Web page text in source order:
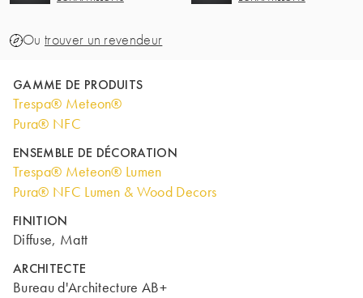
Ou trouver un revendeur
GAMME DE PRODUITS
Trespa® Meteon®
Pura® NFC
ENSEMBLE DE DÉCORATION
Trespa® Meteon® Lumen
Pura® NFC Lumen & Wood Decors
FINITION
Diffuse, Matt
ARCHITECTE
Bureau d'Architecture AB+